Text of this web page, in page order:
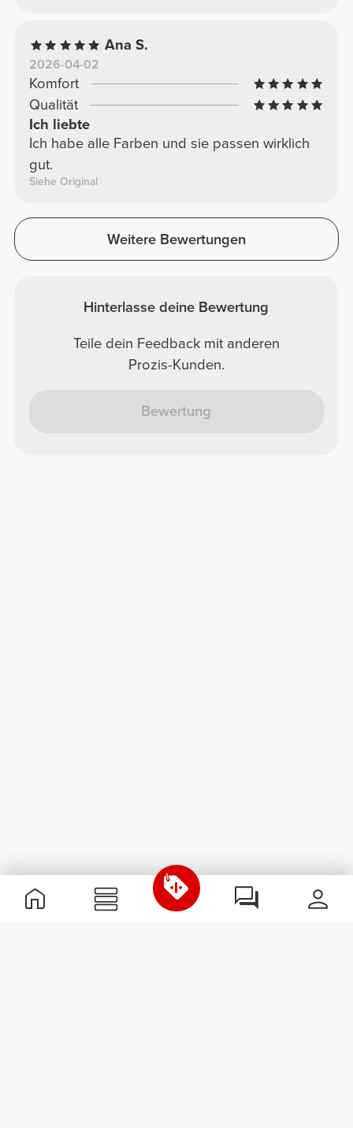
Ana S.
2026-04-02
Komfort
Qualität
Ich liebte
Ich habe alle Farben und sie passen wirklich
gut.
Siehe Original
Weitere Bewertungen
Hinterlasse deine Bewertung
Teile dein Feedback mit anderen
Prozis-Kunden.
Bewertung